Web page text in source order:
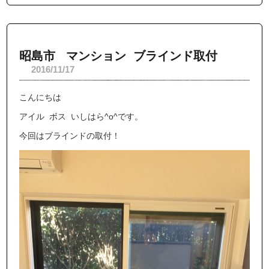
昭島市 マンション ブラインド取付
2016/11/17
こんにちは
アイル ボス いしはら^o^です。
今回はブラインドの取付！